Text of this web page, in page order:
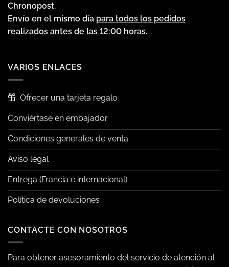
Chronopost.
Envío en el mismo día para todos los pedidos
realizados antes de las 12:00 horas.
VARIOS ENLACES
Ofrecer una tarjeta regalo
Conviértase en embajador
Condiciones generales de venta
Aviso legal
Entrega (Francia e internacional)
Política de devoluciones
CONTACTE CON NOSOTROS
Para obtener asesoramiento del servicio de atención al